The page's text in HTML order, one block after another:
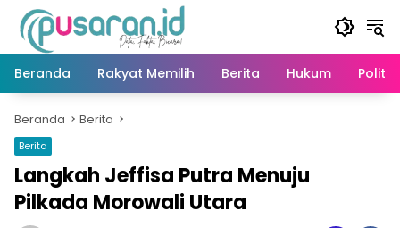
Langsung
konten
Beranda
Rakyat Memilih Berita Hukum Politik
Beranda Berita
Berita
Langkah Jeffisa Putra Menuju
Pilkada Morowali Utara